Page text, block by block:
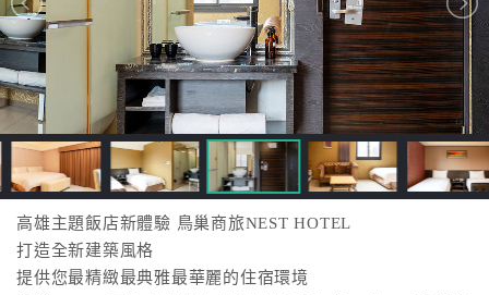
高雄主題飯店新體驗 鳥巢商旅NEST HOTEL
打造全新建築風格
提供您最精緻最典雅最華麗的住宿環境